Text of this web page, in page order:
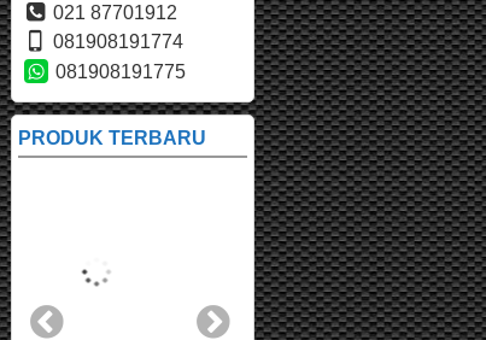
021 87701912
081908191774
081908191775
PRODUK TERBARU